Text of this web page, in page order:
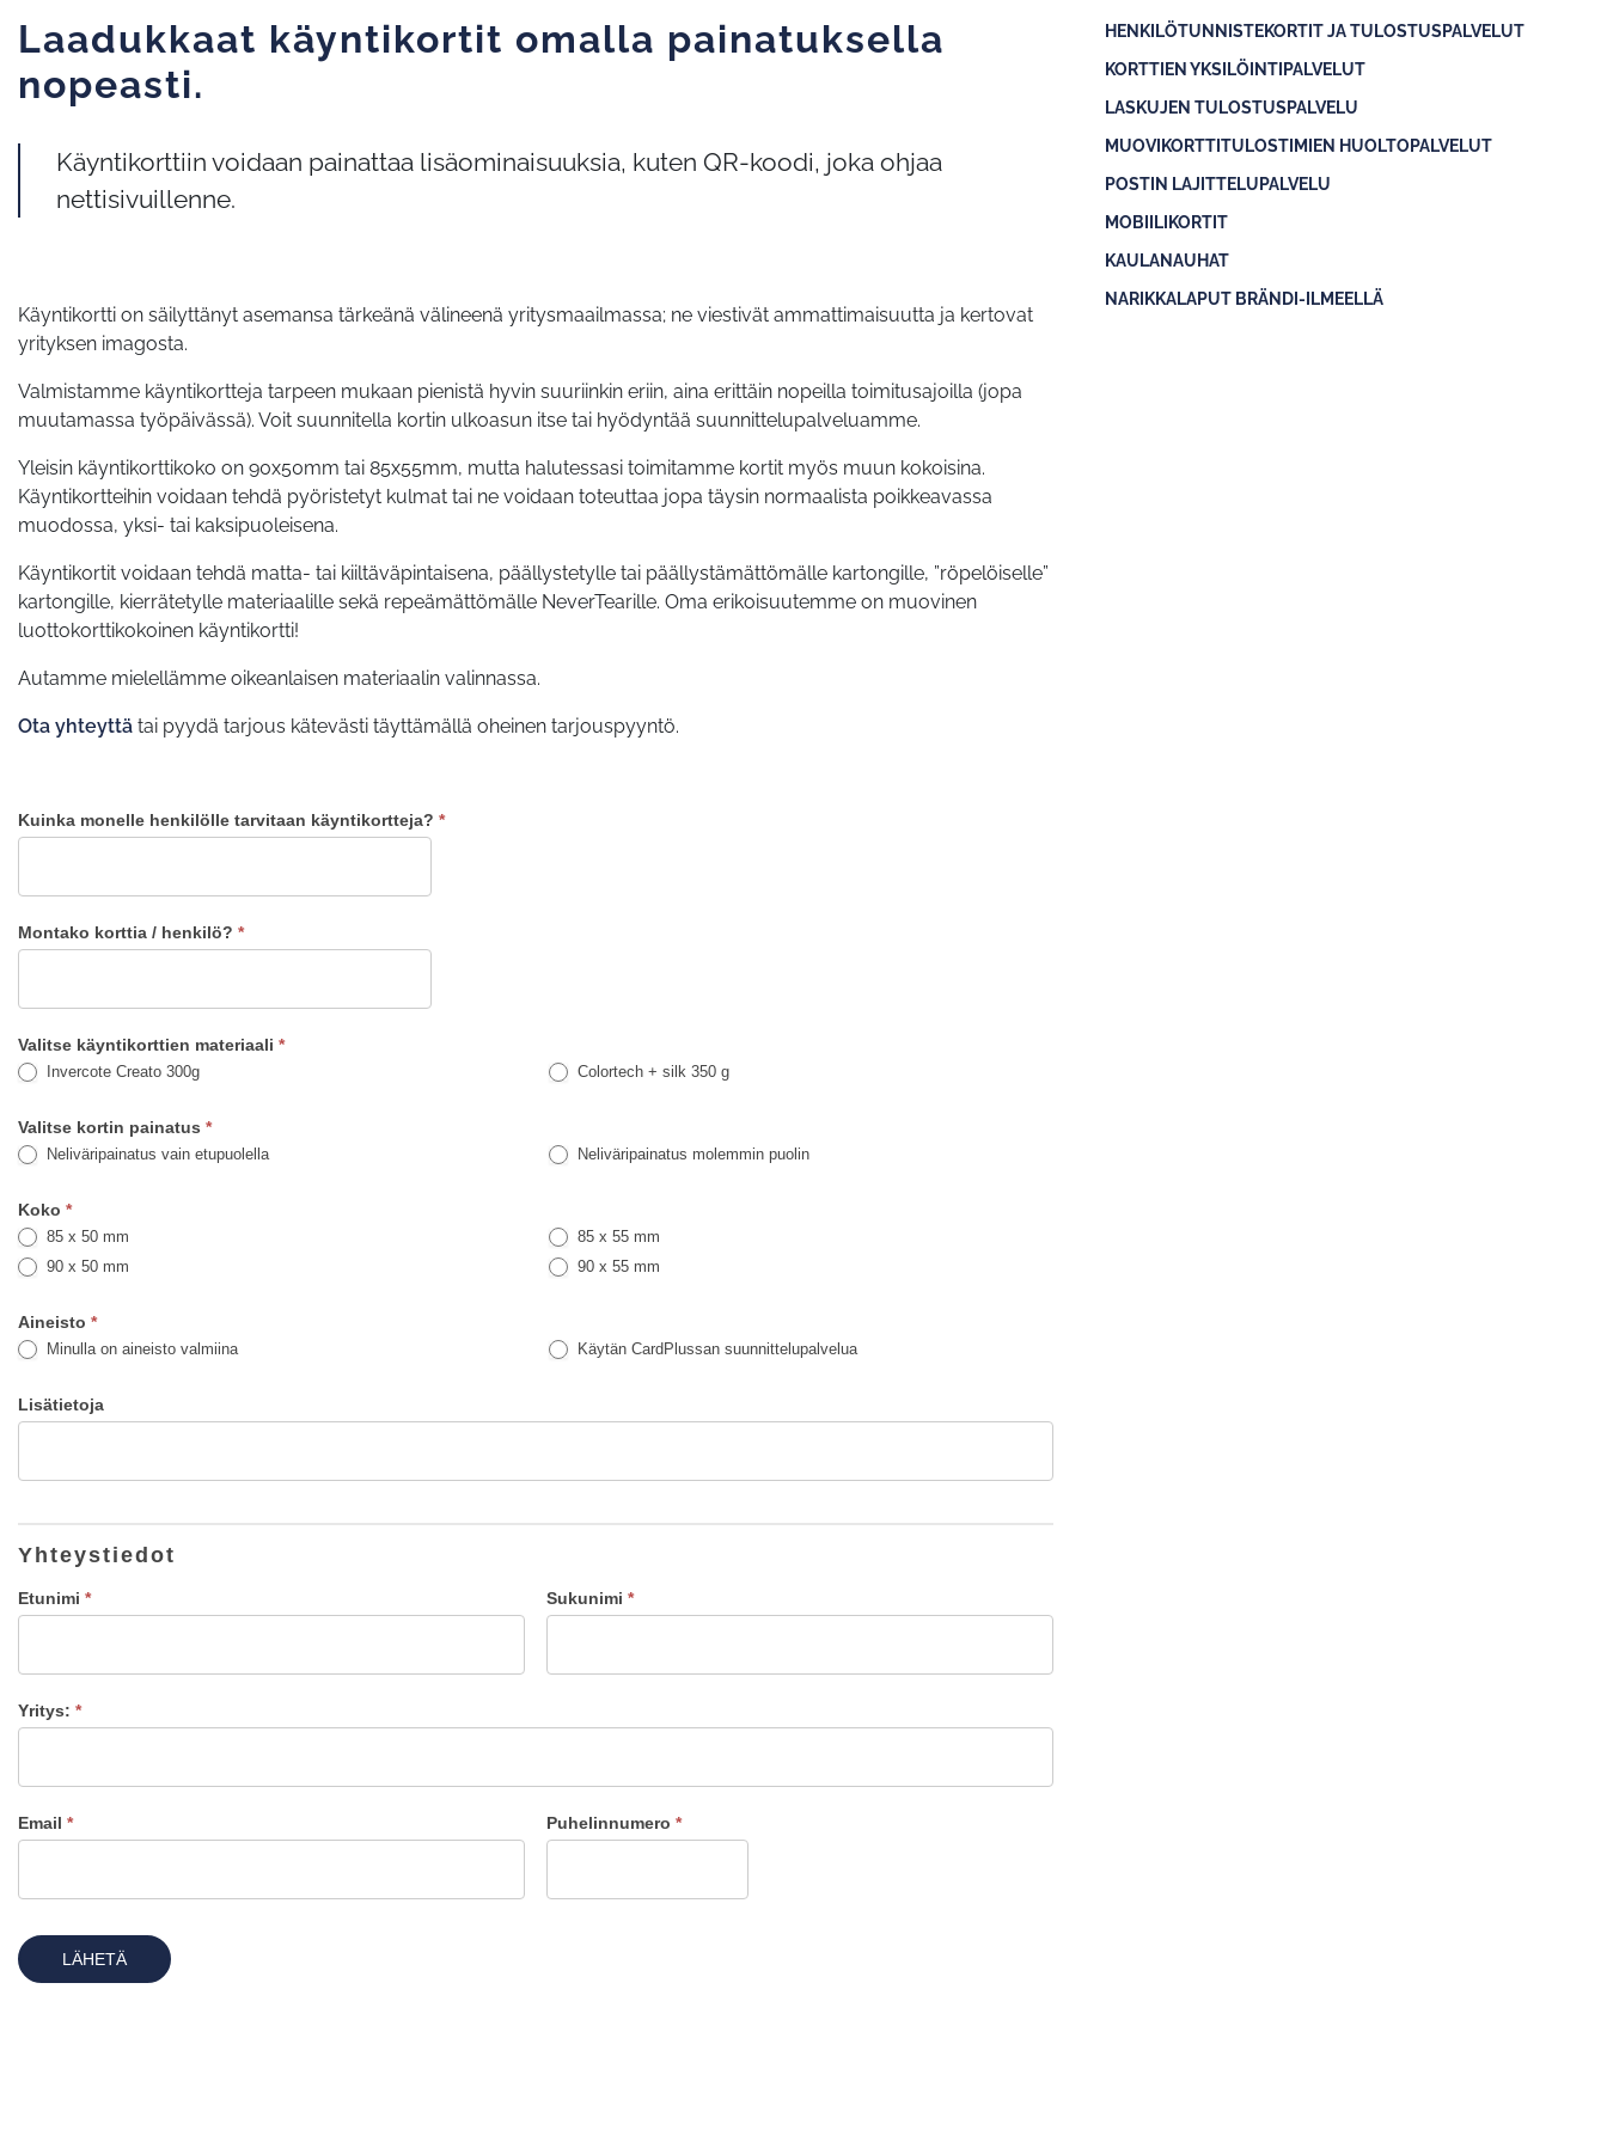
Laadukkaat käyntikortit omalla painatuksella
nopeasti.
Käyntikorttiin voidaan painattaa lisäominaisuuksia, kuten QR-koodi, joka ohjaa
nettisivuillenne.
Käyntikortti on säilyttänyt asemansa tärkeänä välineenä yritysmaailmassa; ne viestivät ammattimaisuutta ja kertovat
yrityksen imagosta.
Valmistamme käyntikortteja tarpeen mukaan pienistä hyvin suuriinkin eriin, aina erittäin nopeilla toimitusajoilla (jopa
muutamassa työpäivässä). Voit suunnitella kortin ulkoasun itse tai hyödyntää suunnittelupalveluamme.
Yleisin käyntikorttikoko on 90x50mm tai 85x55mm, mutta halutessasi toimitamme kortit myös muun kokoisina.
Käyntikortteihin voidaan tehdä pyöristetyt kulmat tai ne voidaan toteuttaa jopa täysin normaalista poikkeavassa
muodossa, yksi- tai kaksipuoleisena.
Käyntikortit voidaan tehdä matta- tai kiiltäväpintaisena, päällystetylle tai päällystämättömälle kartongille, ”röpelöiselle”
kartongille, kierrätetylle materiaalille sekä repeämättömälle NeverTearille. Oma erikoisuutemme on muovinen
luottokorttikokoinen käyntikortti!
Autamme mielellämme oikeanlaisen materiaalin valinnassa.
Ota yhteyttä tai pyydä tarjous kätevästi täyttämällä oheinen tarjouspyyntö.
Käyntikorttien
Kuinka monelle henkilölle tarvitaan käyntikortteja? *
Montako korttia / henkilö? *
Valitse käyntikorttien materiaali *
Invercote Creato 300g Colortech + silk 350 g
Valitse kortin painatus *
Neliväripainatus vain etupuolella Neliväripainatus molemmin puolin
Koko *
85 x 50 mm
85 x 55 mm
90 x 50 mm
90 x 55 mm
Aineisto *
Minulla on aineisto valmiina Käytän CardPlussan suunnittelupalvelua
Lisätietoja
Yhteystiedot
Etunimi * Sukunimi *
Yritys: *
Email * Puhelinnumero *
LÄHETÄ
HENKILÖTUNNISTEKORTIT JA TULOSTUSPALVELUT
KORTTIEN YKSILÖINTIPALVELUT
LASKUJEN TULOSTUSPALVELU
MUOVIKORTTITULOSTIMIEN HUOLTOPALVELUT
POSTIN LAJITTELUPALVELU
MOBIILIKORTIT
KAULANAUHAT
NARIKKALAPUT BRÄNDI-ILMEELLÄ